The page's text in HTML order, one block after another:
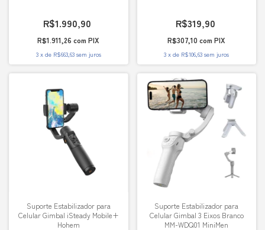
R$1.990,90
R$1.911,26com PIX
3 x de R$663,63 sem juros
R$319,90
R$307,10com PIX
3 xde R$106,63 sem juros
Suporte Estabilizador para
Celular Gimbal iSteady Mobile+
Hohem
Suporte Estabilizador para
Celular Gimbal 3 Eixos Branco
MM-WDQ01 MiniMen